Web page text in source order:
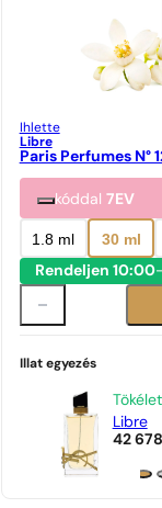
Ihlette
Libre
Paris Perfumes N°
kóddal 7EV
1.8 ml 30 ml
Rendeljen 10:00
Illat egyezés
Libre
42 678